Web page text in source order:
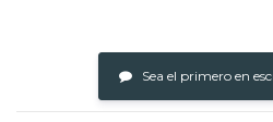
Sea el primero en